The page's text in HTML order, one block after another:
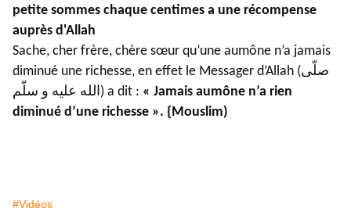
petite sommes chaque centimes a une récompense
auprès d'Allah
Sache, cher frère, chère sœur qu’une aumône n’a jamais
diminué une richesse, en effet le Messager d’Allah (صلّى
الله عليه و سلّم) a dit : « Jamais aumône n’a rien
diminué d’une richesse ». {Mouslim)
#Vidéos